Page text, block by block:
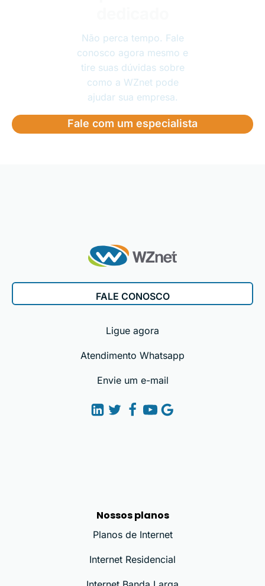
Não perca tempo. Fale
conosco agora mesmo e
tire suas dúvidas sobre
como a WZnet pode
ajudar sua empresa.
Fale com um especialista
FALE CONOSCO
Ligue agora
Atendimento Whatsapp
Envie um e-mail
Nossos planos
Planos de Internet
Internet Residencial